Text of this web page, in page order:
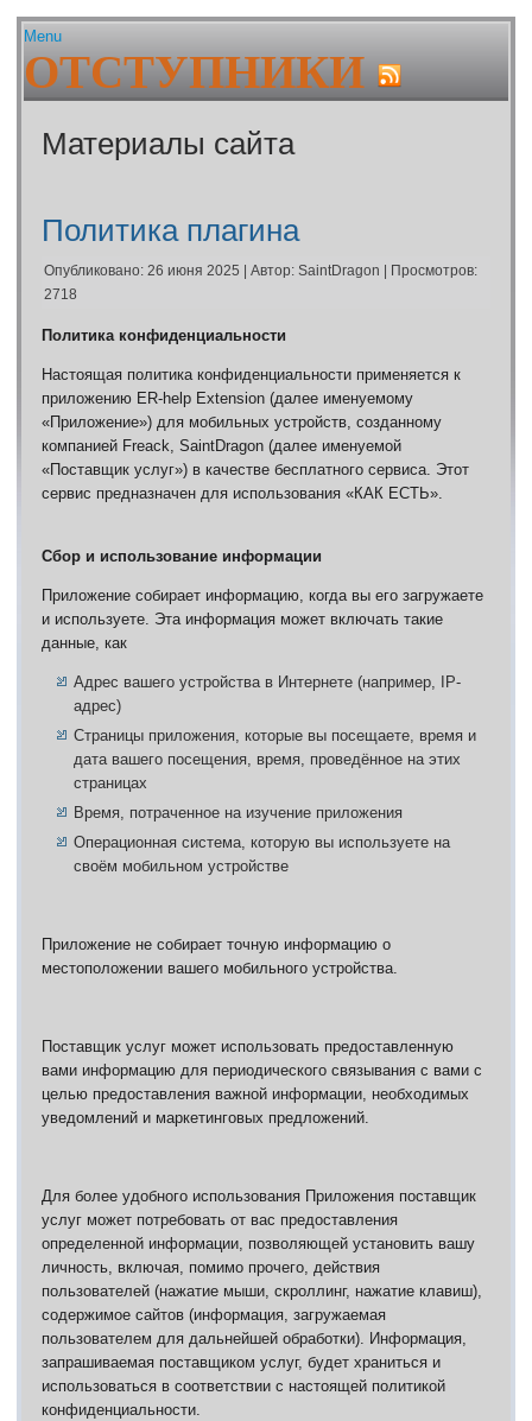
Menu
Главная
Устав
Плагин Er-help Extension
Шаржи на персонажей Граней
Политика плагина
Гайды и сервисы
Гос вещей
фракций
Живые легенды
Жрец. Калькулятор,
Заброшенный завод.
Заклинатель. Как
монстров
Квесты. Академия
Количество сырья на
Клиент игры на android
Предложения
Заявки на вступление
R.I.P. =(
История ГРаней
Живые легенды
Мемориальная доска
Шаржи на персонажей Граней
Похождения Пити
ЧитЫр
Грани Реальности
ОТСТУПНИКИ
Материалы сайта
Политика плагина
Опубликовано: 26 июня 2025 |Автор: SaintDragon
Просмотров:
2718
Политика конфиденциальности
Настоящая политика конфиденциальности применяется к
приложению ER-help Extension (далее именуемому
«Приложение») для мобильных устройств, созданному
компанией Freack, SaintDragon (далее именуемой
«Поставщик услуг») в качестве бесплатного сервиса. Этот
сервис предназначен для использования «КАК ЕСТЬ».
Сбор и использование информации
Приложение собирает информацию, когда вы его загружаете
и используете. Эта информация может включать такие
данные, как
Адрес вашего устройства в Интернете (например, IP-
адрес)
Страницы приложения, которые вы посещаете, время и
дата вашего посещения, время, проведённое на этих
страницах
Время, потраченное на изучение приложения
Операционная система, которую вы используете на
своём мобильном устройстве
Приложение не собирает точную информацию о
местоположении вашего мобильного устройства.
Поставщик услуг может использовать предоставленную
вами информацию для периодического связывания с вами с
целью предоставления важной информации, необходимых
уведомлений и маркетинговых предложений.
Для более удобного использования Приложения поставщик
услуг может потребовать от вас предоставления
определенной информации, позволяющей установить вашу
личность, включая, помимо прочего, действия
пользователей (нажатие мыши, скроллинг, нажатие клавиш),
содержимое сайтов (информация, загружаемая
пользователем для дальнейшей обработки). Информация,
запрашиваемая поставщиком услуг, будет храниться и
использоваться в соответствии с настоящей политикой
конфиденциальности.